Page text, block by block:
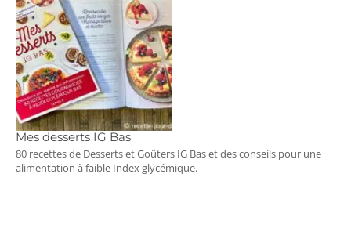
Mes desserts IG Bas
80 recettes de Desserts et Goûters IG Bas et des conseils pour une
alimentation à faible Index glycémique.